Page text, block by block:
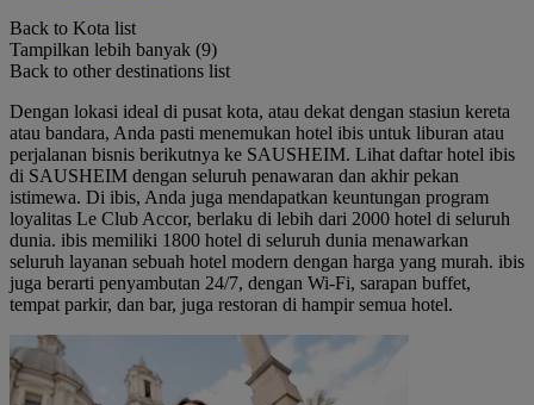
Back to Kota list
Tampilkan lebih banyak (9)
Back to other destinations list
Dengan lokasi ideal di pusat kota, atau dekat dengan stasiun kereta
atau bandara, Anda pasti menemukan hotel ibis untuk liburan atau
perjalanan bisnis berikutnya ke SAUSHEIM. Lihat daftar hotel ibis
di SAUSHEIM dengan seluruh penawaran dan akhir pekan
istimewa. Di ibis, Anda juga mendapatkan keuntungan program
loyalitas Le Club Accor, berlaku di lebih dari 2000 hotel di seluruh
dunia. ibis memiliki 1800 hotel di seluruh dunia menawarkan
seluruh layanan sebuah hotel modern dengan harga yang murah. ibis
juga berarti penyambutan 24/7, dengan Wi-Fi, sarapan buffet,
tempat parkir, dan bar, juga restoran di hampir semua hotel.